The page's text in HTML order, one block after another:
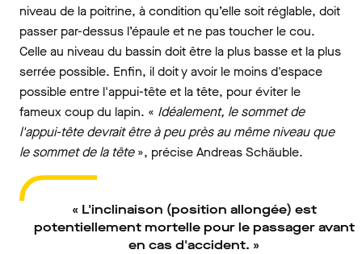
niveau de la poitrine, à condition qu’elle soit réglable, doit
passer par-dessus l’épaule et ne pas toucher le cou.
Celle au niveau du bassin doit être la plus basse et la plus
serrée possible. Enfin, il doit y avoir le moins d'espace
possible entre l'appui-tête et la tête, pour éviter le
fameux coup du lapin. « Idéalement, le sommet de
l'appui-tête devrait être à peu près au même niveau que
le sommet de la tête», précise Andreas Schäuble.
« L'inclinaison (position allongée) est
potentiellement mortelle pour le passager avant
en cas d'accident. »